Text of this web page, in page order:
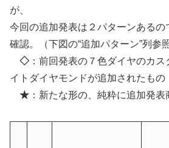
が、
今回の追加発表は２パターンある
確認。（下図の“追加パターン”列参照
◇ ：前回発表の７色ダイヤのカ
イトダイヤモンドが追加されたもの
★ ：新たな形の、純粋に追加発表